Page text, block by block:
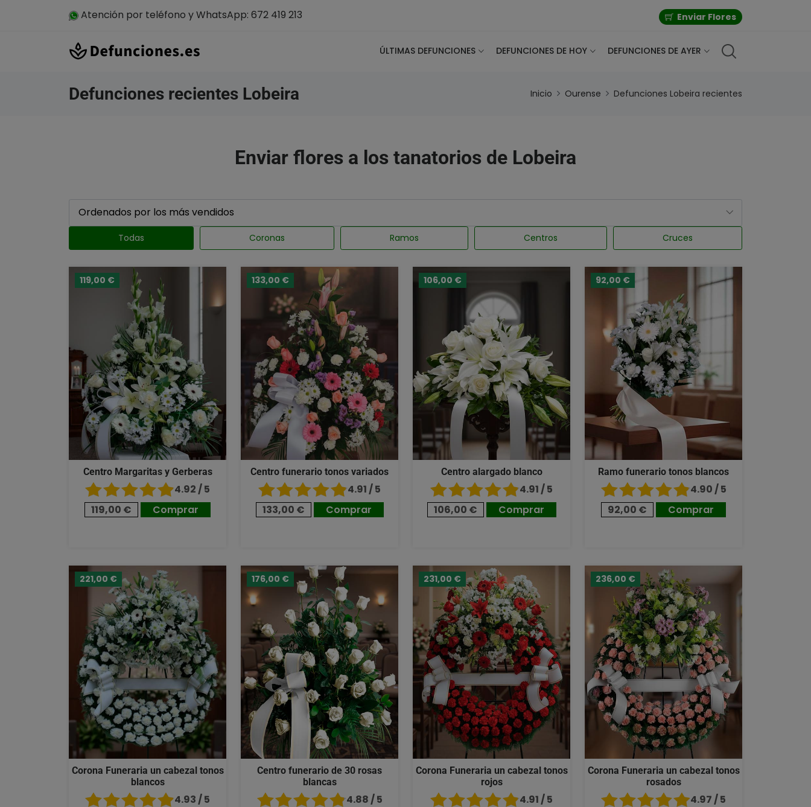
Atención por teléfono y WhatsApp: 672 419 213 Enviar Flores
ÚLTIMAS DEFUNCIONES DEFUNCIONES DE HOY DEFUNCIONES DE AYER
Defunciones recientes Lobeira Inicio Ourense Defunciones Lobeira recientes
Enviar flores a los tanatorios de Lobeira
Todas Coronas Ramos Centros Cruces
119,00 €
Centro Margaritas y Gerberas
4.92 / 5
119,00 €
Comprar
133,00 €
Centro funerario tonos variados
4.91 / 5
133,00 €
Comprar
106,00 €
Centro alargado blanco
4.91 / 5
106,00 €
Comprar
92,00 €
Ramo funerario tonos blancos
4.90 / 5
92,00 €
Comprar
221,00 €
Corona Funeraria un cabezal tonos
blancos
4.93 / 5
176,00 €
Centro funerario de 30 rosas
blancas
4.88 / 5
231,00 €
Corona Funeraria un cabezal tonos
rojos
4.91 / 5
236,00 €
Corona Funeraria un cabezal tonos
rosados
4.97 / 5